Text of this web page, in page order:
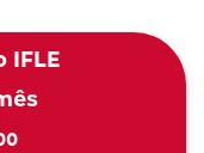
IFLE